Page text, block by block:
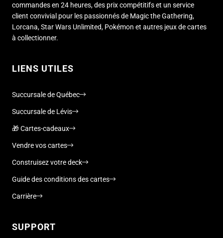
commandes en 24 heures, des prix compétitifs et un service
client convivial pour les passionnés de Magic the Gathering,
Lorcana, Star Wars Unlimited, Pokémon et autres jeux de cartes
à collectionner.
LIENS UTILES
Succursale de Québec
Succursale de Lévis
🎁 Cartes-cadeaux
Vendre vos cartes
Construisez votre deck
Guide des conditions des cartes
Carrière
SUPPORT